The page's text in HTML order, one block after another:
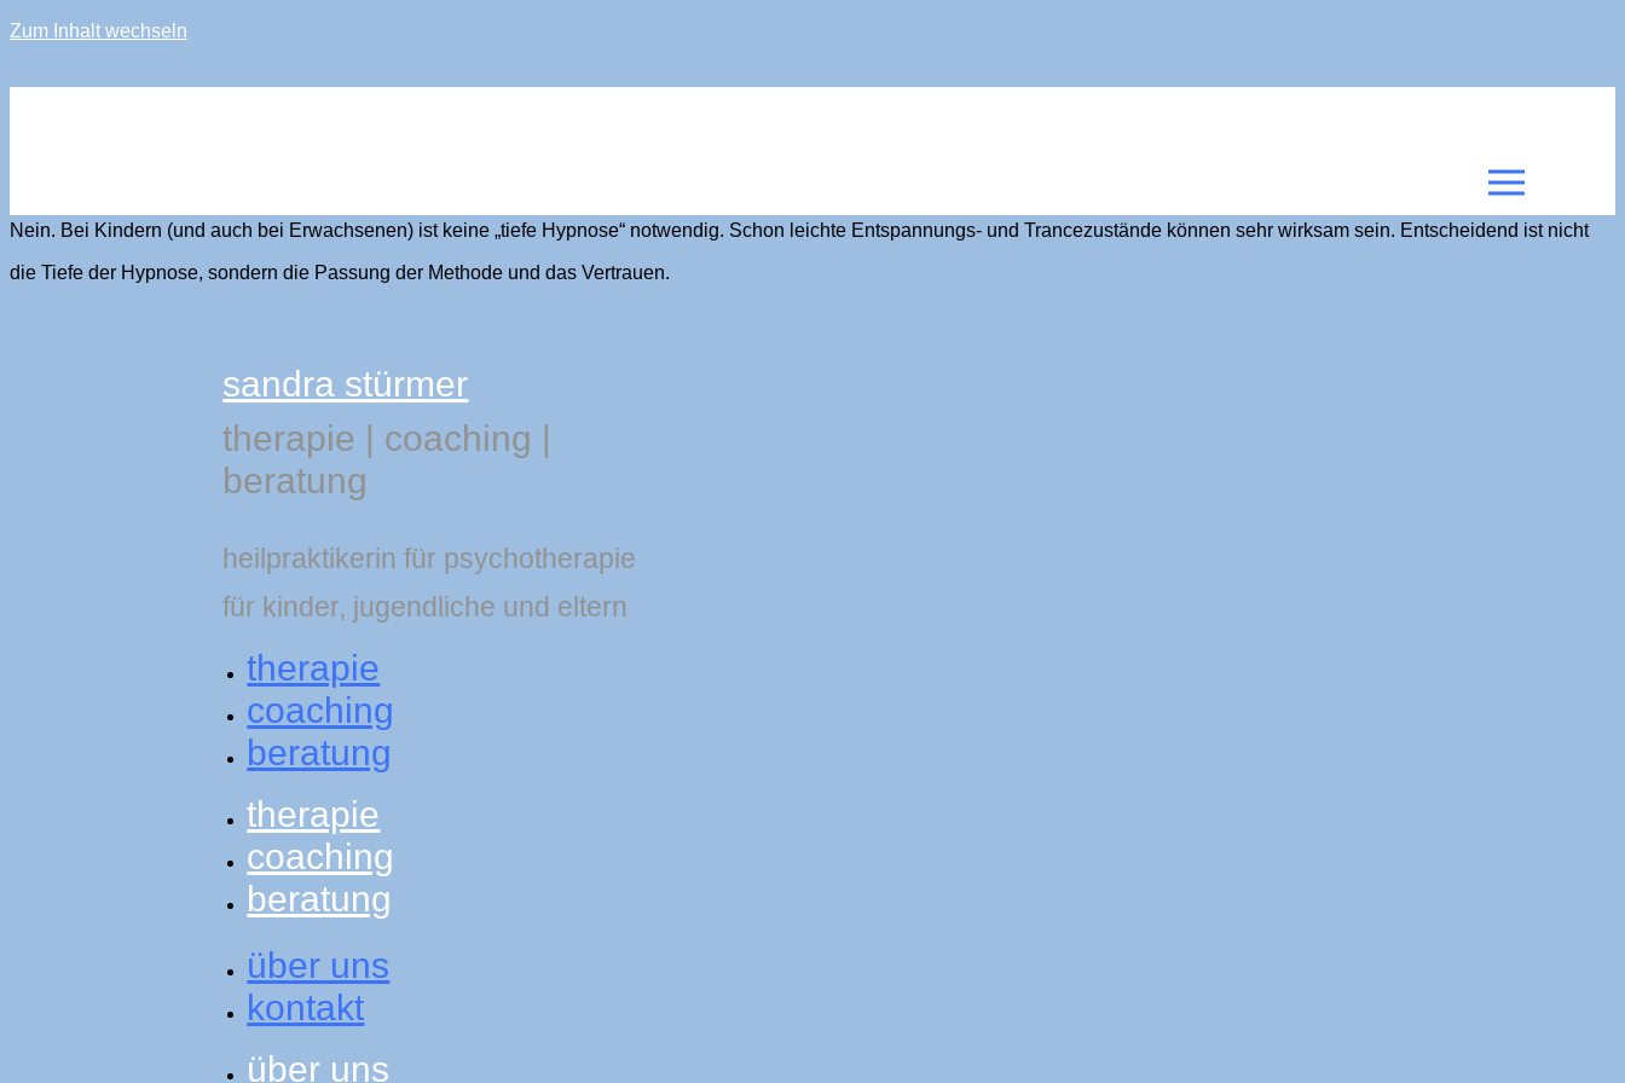
Zum Inhalt wechseln
Nein. Bei Kindern (und auch bei Erwachsenen) ist keine „tiefe Hypnose“ notwendig. Schon leichte Entspannungs- und Trancezustände können sehr wirksam sein. Entscheidend ist nicht
die Tiefe der Hypnose, sondern die Passung der Methode und das Vertrauen.
sandra stürmer
therapie
coaching
beratung
heilpraktikerin für psychotherapie
für kinder, jugendliche und eltern
therapie
coaching
beratung
therapie
coaching
beratung
über uns
kontakt
über uns